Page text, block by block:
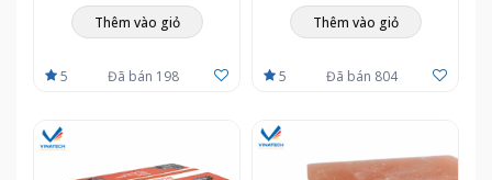
Thêm vào giỏ
5 Đã bán 198
Thêm vào giỏ
5 Đã bán 804